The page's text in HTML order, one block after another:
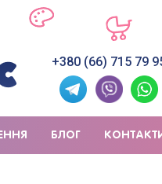
+380 (66) 715 79
БЛОГ